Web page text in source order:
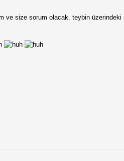
ve size sorum olacak. teybin